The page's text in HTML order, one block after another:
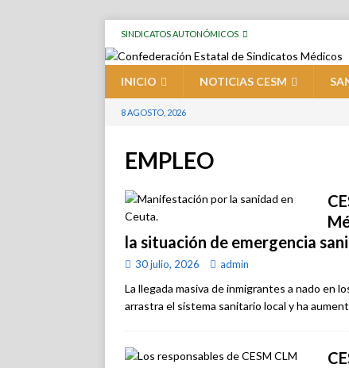
SINDICATOS AUTONÓMICOS
INICIO NOTICIAS CESM
8 AGOSTO, 2026
EMPLEO
la situación de emergencia
30 julio, 2026 admin
La llegada masiva de inmigrantes a nado en
arrastra el sistema sanitario local y ha